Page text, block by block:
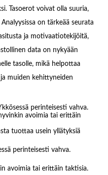
Tasoerot voivat olla suuria,
on tärkeää seurata
ja motivaatiotekijöitä,
data on nykyään
tasolle, mikä helpottaa
muiden kehittyneiden
perinteisesti vahva.
avoimia tai erittäin
tuottaa usein yllätyksiä
perinteisesti vahva.
avoimia tai erittäin taktisia.